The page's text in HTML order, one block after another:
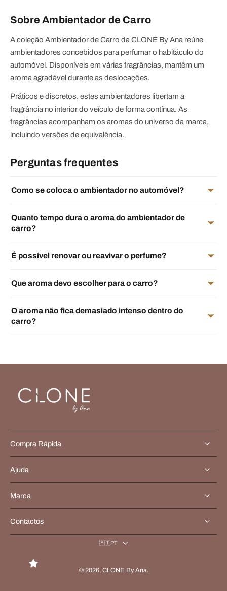
Sobre Ambientador de Carro
A coleção Ambientador de Carro da CLONE By Ana reúne
ambientadores concebidos para perfumar o habitáculo do
automóvel. Disponíveis em várias fragrâncias, mantêm um
aroma agradável durante as deslocações.
Práticos e discretos, estes ambientadores libertam a
fragrância no interior do veículo de forma contínua. As
fragrâncias acompanham os aromas do universo da marca,
incluindo versões de equivalência.
Perguntas frequentes
Como se coloca o ambientador no automóvel?
Quanto tempo dura o aroma do ambientador de
carro?
É possível renovar ou reavivar o perfume?
Que aroma devo escolher para o carro?
O aroma não fica demasiado intenso dentro do
carro?
Compra Rápida
Ajuda
Marca
Contactos
🇵🇹PT
© 2026, CLONE By Ana.